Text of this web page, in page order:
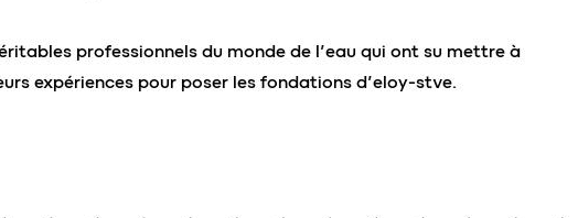
professionnels du monde de l’eau qui ont su mettre à
expériences pour poser les fondations d’eloy-stve.